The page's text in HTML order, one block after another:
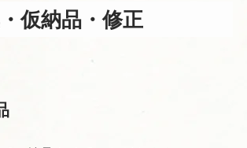
仮納品・修正